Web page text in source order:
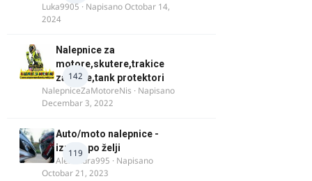
Luka9905 · NapisanoOctobar 14,
2024
142
Nalepnice za
motore,skutere,trakice
za felne,tank protektori
NalepniceZaMotoreNis · Napisano
Decembar 3, 2022
119
Auto/moto nalepnice -
izrada po želji
Alexandra995 · Napisano
Octobar 21, 2023